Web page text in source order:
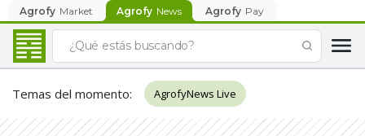
Agrofy Market Agrofy News Agrofy Pay
Temas del momento: AgrofyNews Live